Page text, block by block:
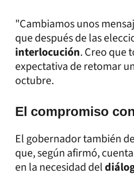
"Cambiamos unos
que después de las
interlocución. Creo que
expectativa de retomar
octubre.
El compromiso
El gobernador también
que, según afirmó,
en la necesidad del